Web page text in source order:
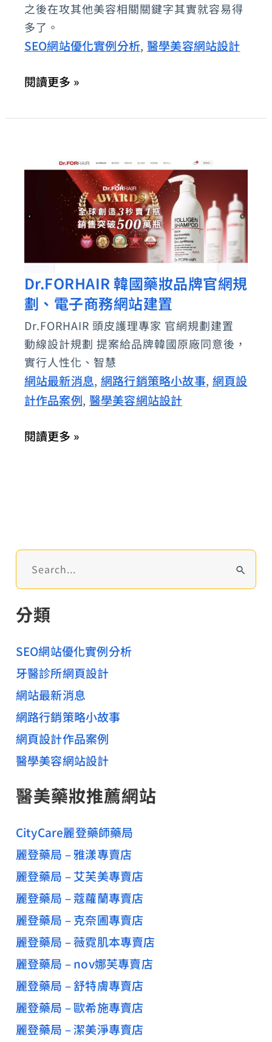
之後在攻其他美容相關關鍵字其實就容易得
多了。
SEO網站優化實例分析, 醫學美容網站設計
你
畢
生
學
就
閱讀更多 »
Dr.FORHAIR 韓國藥妝品牌官網規
劃、電子商務網站建置
Dr.FORHAIR 頭皮護理專家 官網規劃建置
動線設計規劃 提案給品牌韓國原廠同意後，
實行人性化、智慧
網站最新消息, 網路行銷策略小故事, 網頁設
計作品案例, 醫學美容網站設計
Dr.FORHAIR
韓
國
藥
妝
品
牌
網
務
網
站
建
閱讀更多 »
尋
鍵
:
分類
SEO網站優化實例分析
牙醫診所網頁設計
網站最新消息
網路行銷策略小故事
網頁設計作品案例
醫學美容網站設計
醫美藥妝推薦網站
CityCare麗登藥師藥局
麗登藥局 – 雅漾專賣店
麗登藥局 – 艾芙美專賣店
麗登藥局 – 蔻蘿蘭專賣店
麗登藥局 – 克奈圃專賣店
麗登藥局 – 薇霓肌本專賣店
麗登藥局 – nov娜芙專賣店
麗登藥局 – 舒特膚專賣店
麗登藥局 – 歐希施專賣店
麗登藥局 – 潔美淨專賣店